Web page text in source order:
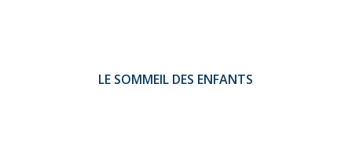
LE SOMMEIL DES ENFANTS